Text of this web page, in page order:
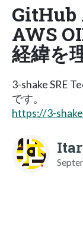
GitHub
AWS
経緯を
3-shake SRE
です。
https://3-